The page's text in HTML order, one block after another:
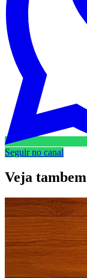
Seguir no canal
Veja tambem